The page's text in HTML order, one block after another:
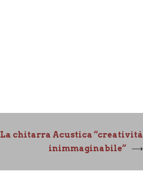
La chitarra Acustica “creatività
inimmaginabile”
⟶